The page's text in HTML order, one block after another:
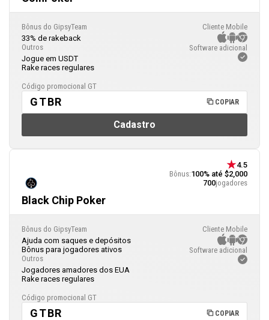
Bônus do GipsyTeam
33% de rakeback
Outros
Jogue em USDT
Rake races regulares
Cliente Mobile
Software adicional
Código promocional GT
GTBR COPIAR
Cadastro
Black Chip Poker
4.5
Bônus:100% até $2,000
700jogadores
Bônus do GipsyTeam
Ajuda com saques e depósitos
Bônus para jogadores ativos
Outros
Jogadores amadores dos EUA
Rake races regulares
Cliente Mobile
Software adicional
Código promocional GT
GTBR COPIAR